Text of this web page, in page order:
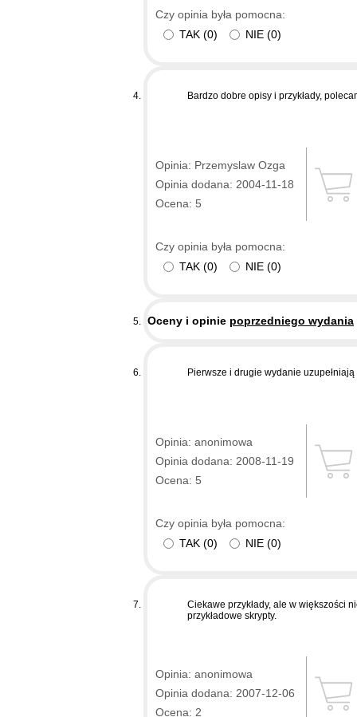
Czy opinia była pomocna:
TAK (0) NIE (0)
Bardzo dobre opisy i przykłady,
Opinia: Przemyslaw Ozga
Opinia dodana: 2004-11-18
Ocena: 5
Czy opinia była pomocna:
TAK (0) NIE (0)
Oceny i opinie poprzedniego wydania
Pierwsze i drugie wydanie
Opinia: anonimowa
Opinia dodana: 2008-11-19
Ocena: 5
Czy opinia była pomocna:
TAK (0) NIE (0)
Ciekawe przykłady, ale w większości
przykładowe skrypty.
Opinia: anonimowa
Opinia dodana: 2007-12-06
Ocena: 2